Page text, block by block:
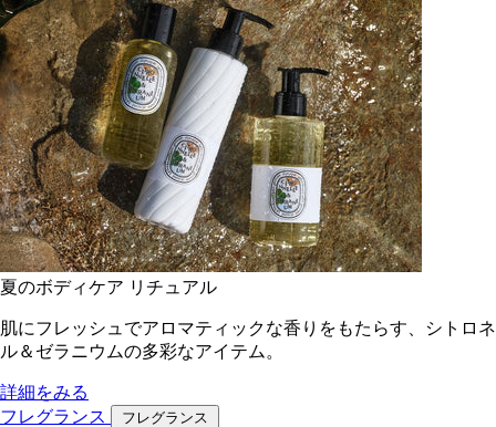
夏のボディケア リチュアル
肌にフレッシュでアロマティックな香りをもたらす、シトロネ
ル＆ゼラニウムの多彩なアイテム。
詳細をみる
フレグランス
フレグランス